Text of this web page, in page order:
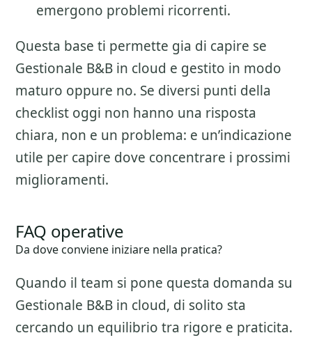
emergono problemi ricorrenti.
Questa base ti permette gia di capire se
Gestionale B&B in cloud e gestito in modo
maturo oppure no. Se diversi punti della
checklist oggi non hanno una risposta
chiara, non e un problema: e un’indicazione
utile per capire dove concentrare i prossimi
miglioramenti.
FAQ operative
Da dove conviene iniziare nella pratica?
Quando il team si pone questa domanda su
Gestionale B&B in cloud, di solito sta
cercando un equilibrio tra rigore e praticita.